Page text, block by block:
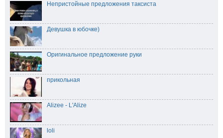
Непристойные предложения таксиста
Девушка в юбочке)
Оригинальное предложение руки
прикольная
Alizee - L'Alize
loli